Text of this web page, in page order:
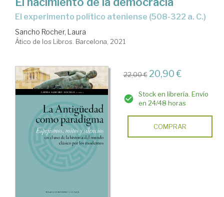
el experimento político ateniense (508-322 a. C.)
Sancho Rocher, Laura
Ático de los Libros. Barcelona, 2021
22,00 € 20,90 €
Stock en librería. Envío
en 24/48 horas
COMPRAR